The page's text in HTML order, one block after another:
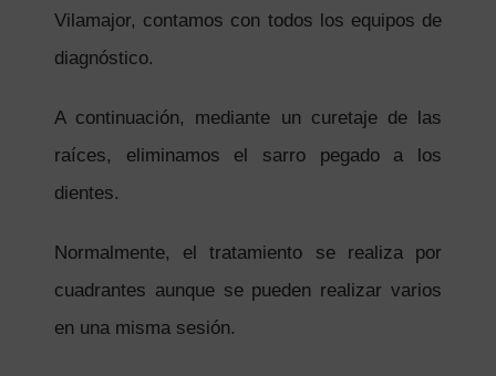
Vilamajor, contamos con todos los equipos de
diagnóstico.
A continuación, mediante un curetaje de las
raíces, eliminamos el sarro pegado a los
dientes.
Normalmente, el tratamiento se realiza por
cuadrantes aunque se pueden realizar varios
en una misma sesión.